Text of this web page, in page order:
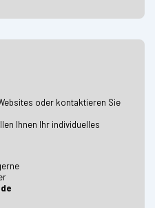
oder kontaktieren Sie
Ihnen Ihr individuelles